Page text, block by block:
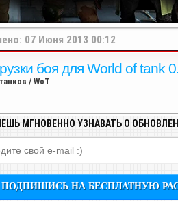
07 Июня 2013 00:12
боя для World of tank
/ WoT
МГНОВЕННО УЗНАВАТЬ О